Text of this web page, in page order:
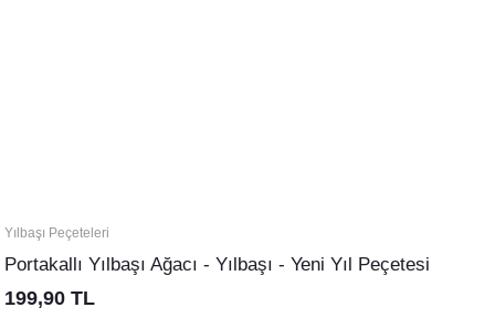
Yılbaşı Peçeteleri
Portakallı Yılbaşı Ağacı - Yılbaşı - Yeni Yıl Peçetesi
199,90 TL